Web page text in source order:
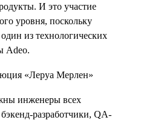
И это участие
уровня, поскольку
из технологических
Adeo.
инженеры всех
разработчики, QA-